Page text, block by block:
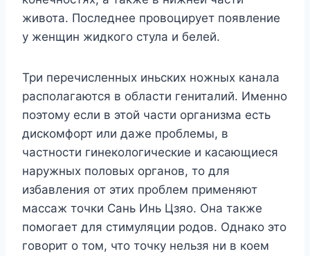
живота. Последнее провоцирует появление
у женщин жидкого стула и белей.
Три перечисленных иньских ножных канала
располагаются в области гениталий. Именно
поэтому если в этой части организма есть
дискомфорт или даже проблемы, в
частности гинекологические и касающиеся
наружных половых органов, то для
избавления от этих проблем применяют
массаж точки Сань Инь Цзяо. Она также
помогает для стимуляции родов. Однако это
говорит о том, что точку нельзя ни в коем